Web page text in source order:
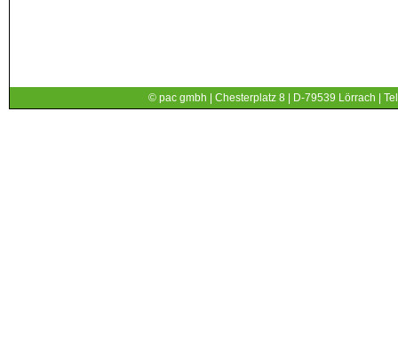
© pac gmbh | Chesterplatz 8 | D-79539 Lörrach |